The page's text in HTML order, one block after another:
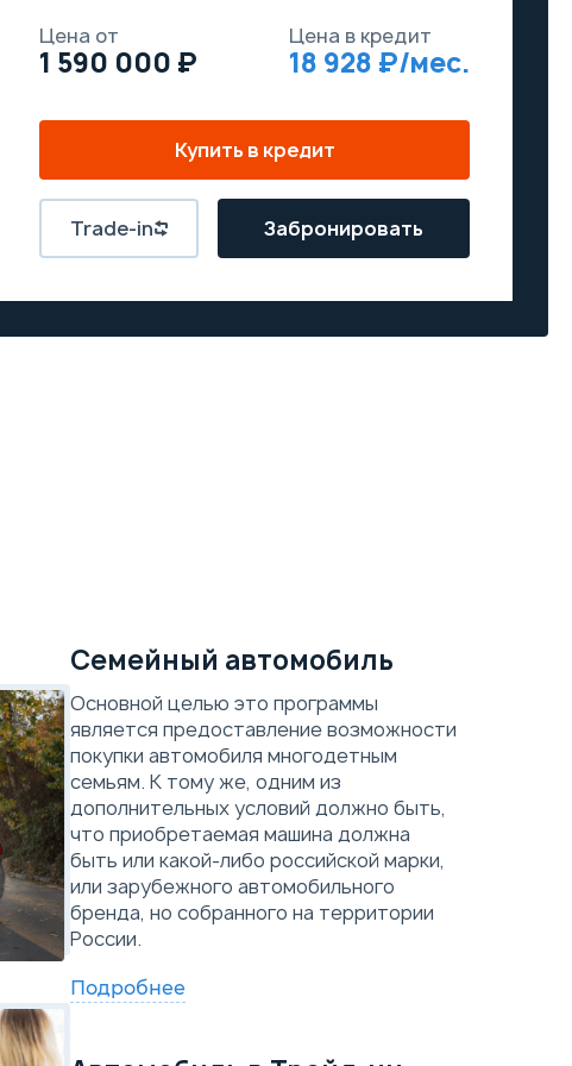
Цена от
1 590 000
Цена в кредит
18 928
Купить в кредит
Trade-in Забронировать
Семейный автомобиль
Основной целью это программы
является предоставление возможности
покупки автомобиля многодетным
семьям. К тому же, одним из
дополнительных условий должно быть,
что приобретаемая машина должна
быть или какой-либо российской марки,
или зарубежного автомобильного
бренда, но собранного на территории
России.
Подробнее